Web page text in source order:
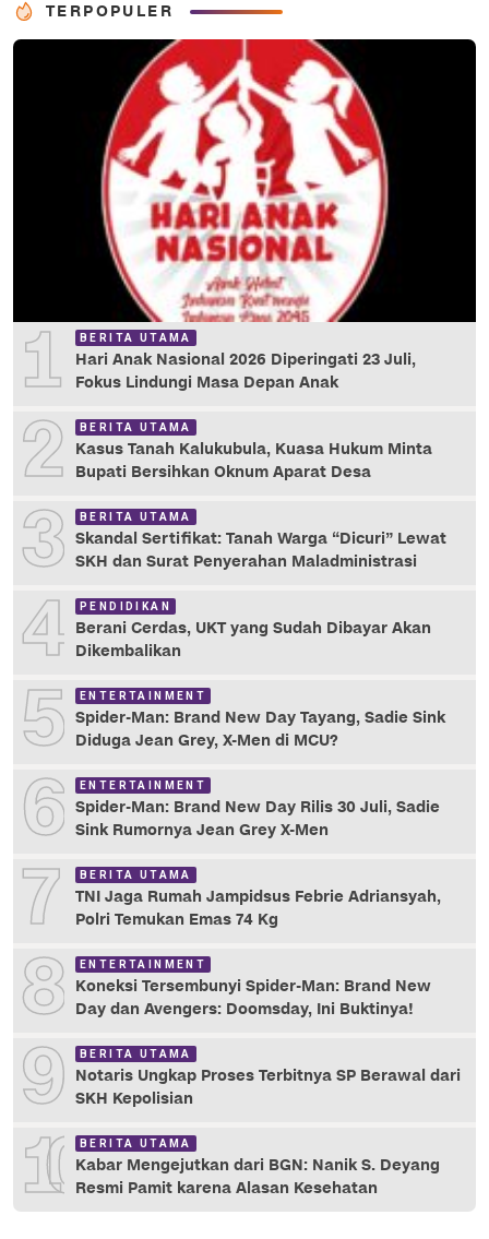
TERPOPULER
1 BERITA UTAMA
Hari Anak Nasional 2026 Diperingati 23 Juli,
Fokus Lindungi Masa Depan Anak
2 BERITA UTAMA
Kasus Tanah Kalukubula, Kuasa Hukum Minta
Bupati Bersihkan Oknum Aparat Desa
3 BERITA UTAMA
Skandal Sertifikat: Tanah Warga “Dicuri” Lewat
SKH dan Surat Penyerahan Maladministrasi
4 PENDIDIKAN
Berani Cerdas, UKT yang Sudah Dibayar Akan
Dikembalikan
5 ENTERTAINMENT
Spider-Man: Brand New Day Tayang, Sadie Sink
Diduga Jean Grey, X-Men di MCU?
6 ENTERTAINMENT
Spider-Man: Brand New Day Rilis 30 Juli, Sadie
Sink Rumornya Jean Grey X-Men
7 BERITA UTAMA
TNI Jaga Rumah Jampidsus Febrie Adriansyah,
Polri Temukan Emas 74 Kg
8 ENTERTAINMENT
Koneksi Tersembunyi Spider-Man: Brand New
Day dan Avengers: Doomsday, Ini Buktinya!
9 BERITA UTAMA
Notaris Ungkap Proses Terbitnya SP Berawal dari
SKH Kepolisian
10 BERITA UTAMA
Kabar Mengejutkan dari BGN: Nanik S. Deyang
Resmi Pamit karena Alasan Kesehatan